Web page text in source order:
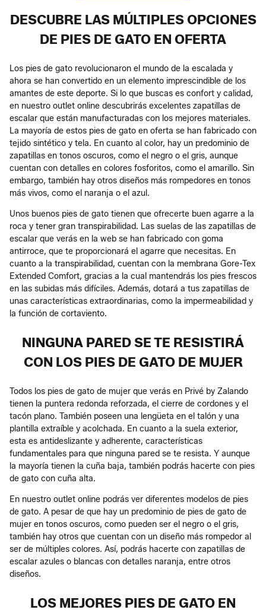
DESCUBRE LAS MÚLTIPLES OPCIONES
DE PIES DE GATO EN OFERTA
Los pies de gato revolucionaron el mundo de la escalada y
ahora se han convertido en un elemento imprescindible de los
amantes de este deporte. Si lo que buscas es confort y calidad,
en nuestro outlet online descubrirás excelentes zapatillas de
escalar que están manufacturadas con los mejores materiales.
La mayoría de estos pies de gato en oferta se han fabricado con
tejido sintético y tela. En cuanto al color, hay un predominio de
zapatillas en tonos oscuros, como el negro o el gris, aunque
cuentan con detalles en colores fosforitos, como el amarillo. Sin
embargo, también hay otros diseños más rompedores en tonos
más vivos, como el naranja o el azul.
Unos buenos pies de gato tienen que ofrecerte buen agarre a la
roca y tener gran transpirabilidad. Las suelas de las zapatillas de
escalar que verás en la web se han fabricado con goma
antirroce, que te proporcionará el agarre que necesitas. En
cuanto a la transpirabilidad, cuentan con la membrana Gore-Tex
Extended Comfort, gracias a la cual mantendrás los pies frescos
en las subidas más difíciles. Además, dotará a tus zapatillas de
unas características extraordinarias, como la impermeabilidad y
la función de cortaviento.
NINGUNA PARED SE TE RESISTIRÁ
CON LOS PIES DE GATO DE MUJER
Todos los pies de gato de mujer que verás en Privé by Zalando
tienen la puntera redonda reforzada, el cierre de cordones y el
tacón plano. También poseen una lengüeta en el talón y una
plantilla extraíble y acolchada. En cuanto a la suela exterior,
esta es antideslizante y adherente, características
fundamentales para que ninguna pared se te resista. Y aunque
la mayoría tienen la cuña baja, también podrás hacerte con pies
de gato con cuña alta.
En nuestro outlet online podrás ver diferentes modelos de pies
de gato. A pesar de que hay un predominio de pies de gato de
mujer en tonos oscuros, como pueden ser el negro o el gris,
también hay otros que cuentan con un diseño más rompedor al
ser de múltiples colores. Así, podrás hacerte con zapatillas de
escalar azules o blancas con detalles naranja, entre otros
diseños.
LOS MEJORES PIES DE GATO EN